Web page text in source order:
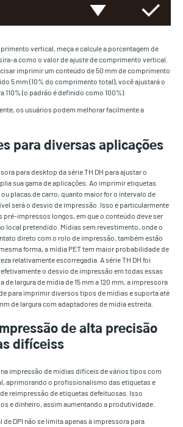
vertical, meça e calcule a porcentagem de
a como o valor de ajuste de comprimento vertical.
imprimir um conteúdo de 50 mm de comprimento
5 mm (10% do comprimento total), você ajustará o
(o padrão é definido como 100%).
os usuários podem melhorar facilmente a
para diversas aplicações
para desktop da série TH DH para ajustar o
sua gama de aplicações. Ao imprimir etiquetas
placas de carro, quanto maior for o intervalo de
será o desvio de impressão. Isso é particularmente
pré-impressos longos, em que o conteúdo deve ser
local pretendido. Mídias sem revestimento, onde o
direto com o rolo de impressão, também estão
forma, a mídia PET tem maior probabilidade de
relativamente escorregadia. A série TH DH foi
o desvio de impressão em todas essas
de largura de mídia de 15 mm a 120 mm, a impressora
para imprimir diversos tipos de mídias e suporta até
de largura com adaptadores de mídia estreita.
de alta precisão
difíceiss
na impressão de mídias difíceis de vários tipos com
aprimorando o profissionalismo das etiquetas e
reimpressão de etiquetas defeituosas. Isso
e dinheiro, assim aumentando a produtividade.
de DPI não se limita apenas à impressora para